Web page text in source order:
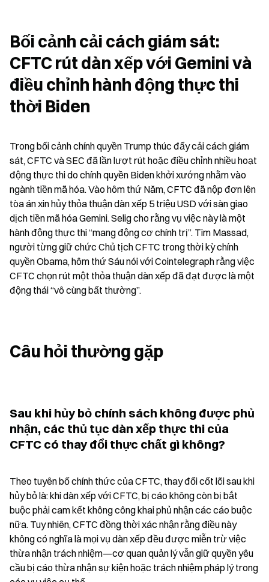
Bối cảnh cải cách giám sát:
CFTC rút dàn xếp với Gemini và
điều chỉnh hành động thực thi
thời Biden
Trong bối cảnh chính quyền Trump thúc đẩy cải cách giám
sát, CFTC và SEC đã lần lượt rút hoặc điều chỉnh nhiều hoạt
động thực thi do chính quyền Biden khởi xướng nhằm vào
ngành tiền mã hóa. Vào hôm thứ Năm, CFTC đã nộp đơn lên
tòa án xin hủy thỏa thuận dàn xếp 5 triệu USD với sàn giao
dịch tiền mã hóa Gemini. Selig cho rằng vụ việc này là một
hành động thực thi “mang động cơ chính trị”. Tim Massad,
người từng giữ chức Chủ tịch CFTC trong thời kỳ chính
quyền Obama, hôm thứ Sáu nói với Cointelegraph rằng việc
CFTC chọn rút một thỏa thuận dàn xếp đã đạt được là một
động thái “vô cùng bất thường”.
Câu hỏi thường gặp
Sau khi hủy bỏ chính sách không được phủ
nhận, các thủ tục dàn xếp thực thi của
CFTC có thay đổi thực chất gì không?
Theo tuyên bố chính thức của CFTC, thay đổi cốt lõi sau khi
hủy bỏ là: khi dàn xếp với CFTC, bị cáo không còn bị bắt
buộc phải cam kết không công khai phủ nhận các cáo buộc
nữa. Tuy nhiên, CFTC đồng thời xác nhận rằng điều này
không có nghĩa là mọi vụ dàn xếp đều được miễn trừ việc
thừa nhận trách nhiệm—cơ quan quản lý vẫn giữ quyền yêu
cầu bị cáo thừa nhận sự kiện hoặc trách nhiệm pháp lý trong